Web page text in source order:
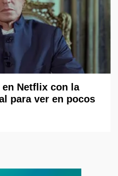
Netflix con la
para ver en pocos